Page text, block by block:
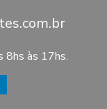
8hs às 17hs.